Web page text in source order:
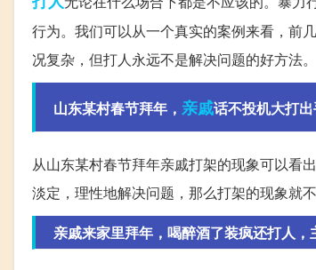
行为。我们可以从一个真实的案例来看，前
况复杂，但打人永远不是解决问题的好方法。
山东某村春节拜年， 亲戚话不投机大打
从山东某村春节拜年亲戚打架的现象可以看
淡定，理性地解决问题，那么打架的现象就
亲戚来家里拜年，喝醉酒了装疯还打人